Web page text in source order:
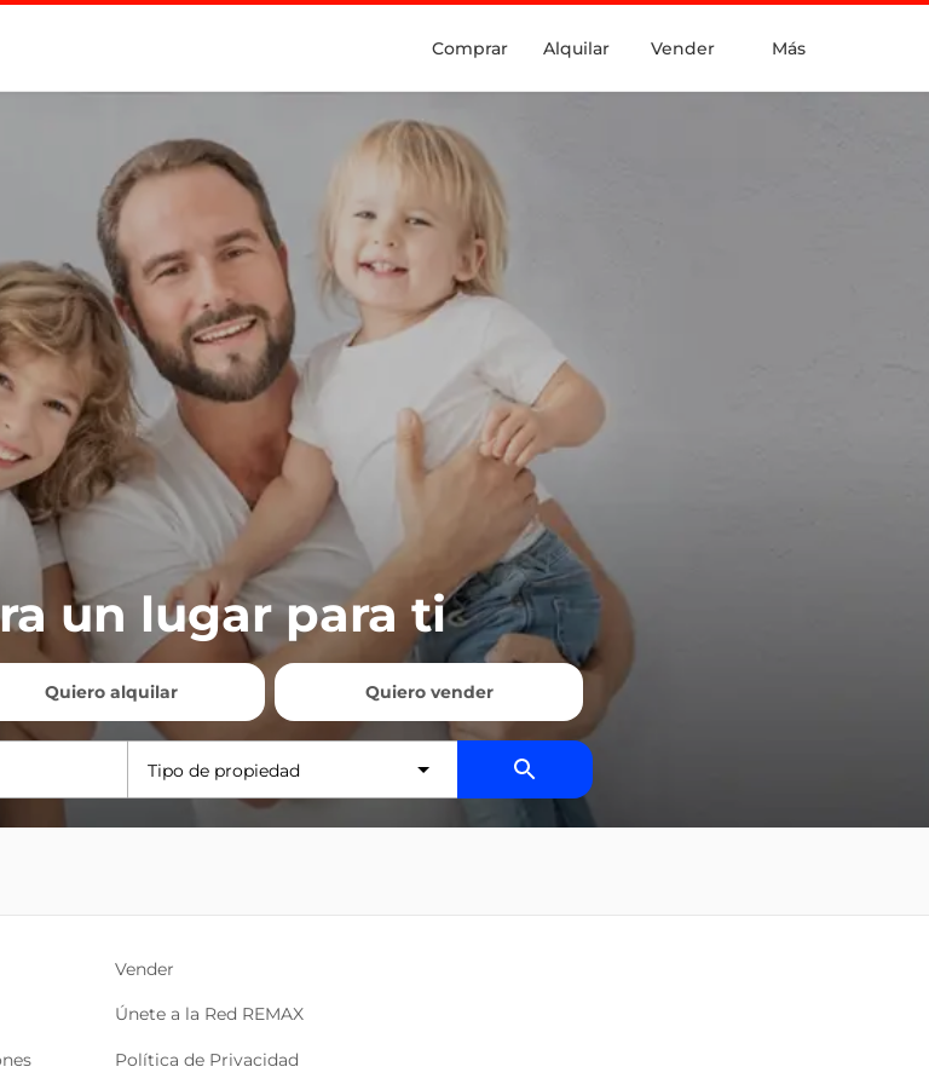
Comprar Alquilar Vender Más
un lugar para ti
Quiero alquilar Quiero vender
Tipo de propiedad
Vender
Únete a la Red REMAX
Política de Privacidad